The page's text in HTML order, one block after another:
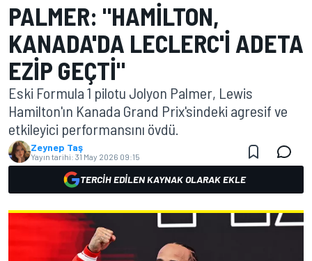
PALMER: "HAMILTON,
KANADA'DA LECLERC'I ADETA
EZIP GEÇTI"
Eski Formula 1 pilotu Jolyon Palmer, Lewis
Hamilton'ın Kanada Grand Prix'sindeki agresif ve
etkileyici performansını övdü.
Zeynep Taş
Yayın tarihi: 31 May 2026 09:15
TERCIH EDILEN KAYNAK OLARAK EKLE